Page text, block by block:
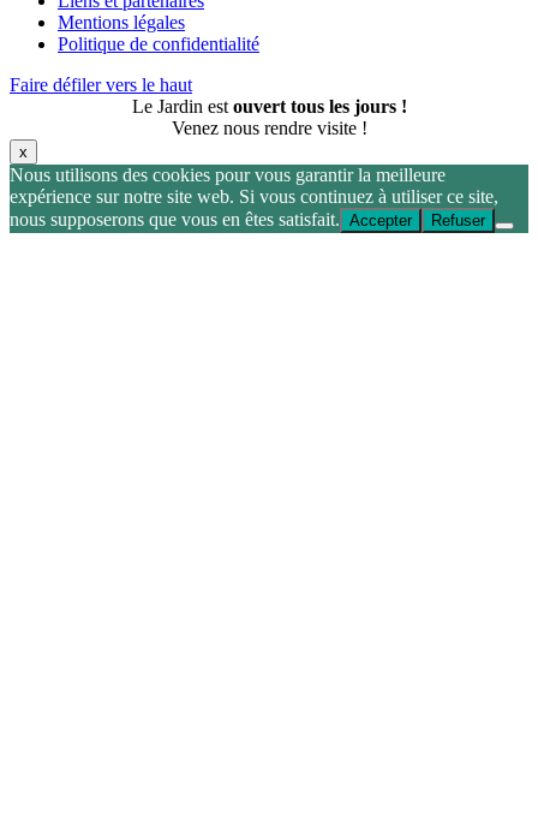
Mentions légales
Politique de confidentialité
Faire défiler vers le haut
Le Jardin estouvert tous les jours !
Venez nous rendre visite !
x
Nous utilisons des cookies pour vous garantir la meilleure
expérience sur notre site web. Si vous continuez à utiliser ce site,
nous supposerons que vous en êtes satisfait. Accepter Refuser